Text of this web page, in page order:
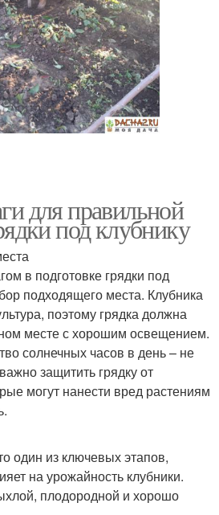
для правильной
под клубнику
в подготовке грядки под
подходящего места. Клубника
поэтому грядка должна
месте с хорошим освещением.
солнечных часов в день – не
защитить грядку от
могут нанести вред растениям
один из ключевых этапов,
на урожайность клубники.
плодородной и хорошо